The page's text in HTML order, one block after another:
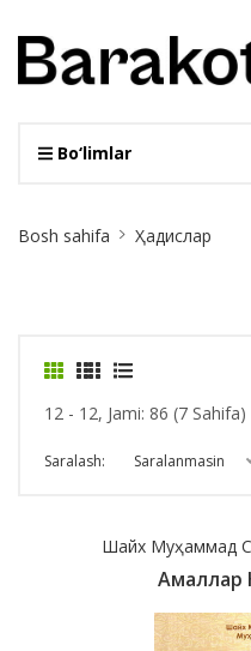
Bo‘limlar
Breadcrumb
Bosh sahifa Ҳадислар
12 - 12, Jami: 86 (7 Sahifa)
Saralash: Saralanmasin
Шайх Муҳаммад
Амаллар